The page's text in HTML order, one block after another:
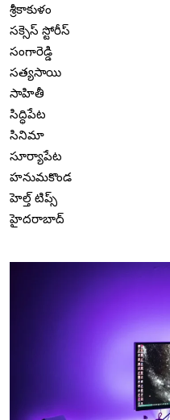
శ్రీకాకుళం
సక్సెస్ స్టోరీస్
సంగారెడ్డి
సత్యసాయి
సాహితీ
సిద్ధిపేట
సినిమా
సూర్యాపేట
హనుమకొండ
హెల్త్ టిప్స్
హైదరాబాద్